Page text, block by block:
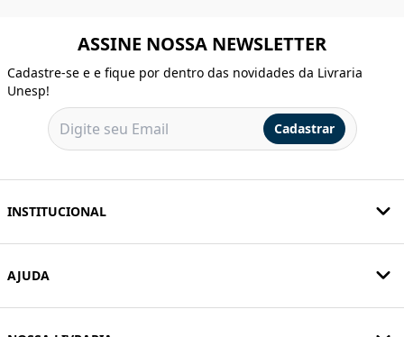
ASSINE NOSSA NEWSLETTER
Cadastre-se e e fique por dentro das novidades da Livraria
Unesp!
Cadastrar
INSTITUCIONAL
AJUDA